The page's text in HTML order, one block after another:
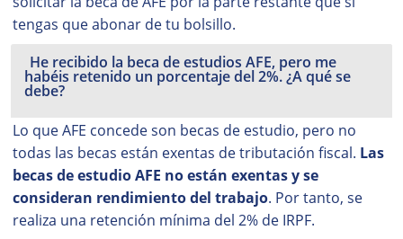
tengas que abonar de tu bolsillo.
He recibido la beca de estudios AFE, pero me
habéis retenido un porcentaje del 2%. ¿A qué se
debe?
Lo que AFE concede son becas de estudio, pero no
todas las becas están exentas de tributación fiscal. Las
becas de estudio AFE no están exentas y se
consideran rendimiento del trabajo. Por tanto, se
realiza una retención mínima del 2% de IRPF.